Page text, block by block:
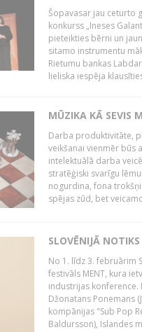
Šopavasar jau ceturto
konkurss „Ineses
pieteikties bērni un
sitamo instrumentu
Rietumu bankas
lieliska iespēja
MŪZIKA KĀ SEVIS
Darba produktivitāte,
veikšanai vienmēr būs
intelektuālā darba
stratēģiski svarīgu
nogurdina, fona
spējas zūd, bet
SLOVĒNIJĀ
No 1. līdz 3. februārim
festivāls MENT, kura
industrijas konference.
Džonatans Ponemans
kompānijas "Sub Pop
Baldursson), Islandes